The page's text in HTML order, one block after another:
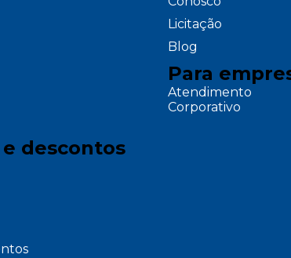
e descontos
Licitação
Blog
Para
Atendimento
Corporativo